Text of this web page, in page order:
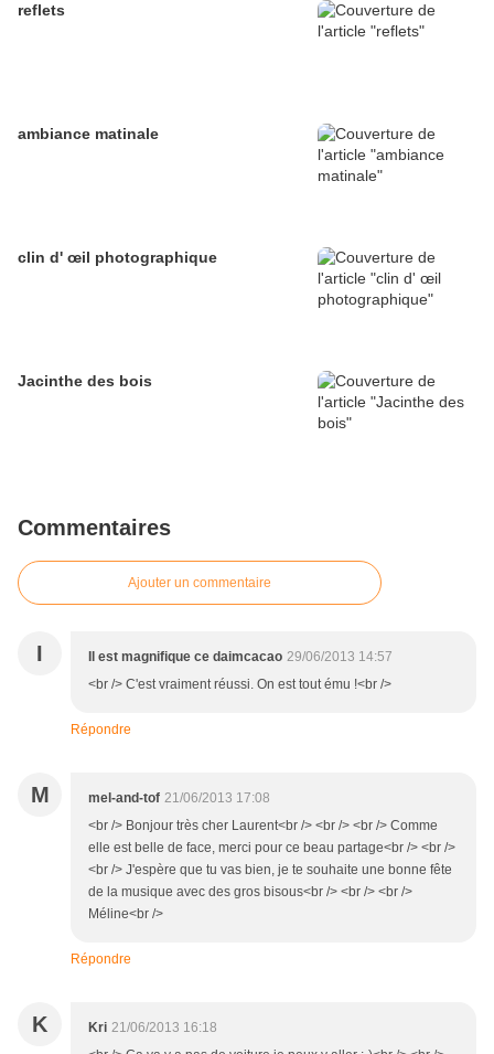
reflets
ambiance matinale
clin d' œil photographique
Jacinthe des bois
Commentaires
Ajouter un commentaire
I Il est magnifique ce daimcacao 29/06/2013 14:57
<br /> C'est vraiment réussi. On est tout ému !<br />
Répondre
M mel-and-tof 21/06/2013 17:08
<br /> Bonjour très cher Laurent<br /> <br /> <br /> Comme
elle est belle de face, merci pour ce beau partage<br /> <br />
<br /> J'espère que tu vas bien, je te souhaite une bonne fête
de la musique avec des gros bisous<br /> <br /> <br />
Méline<br />
Répondre
K Kri 21/06/2013 16:18